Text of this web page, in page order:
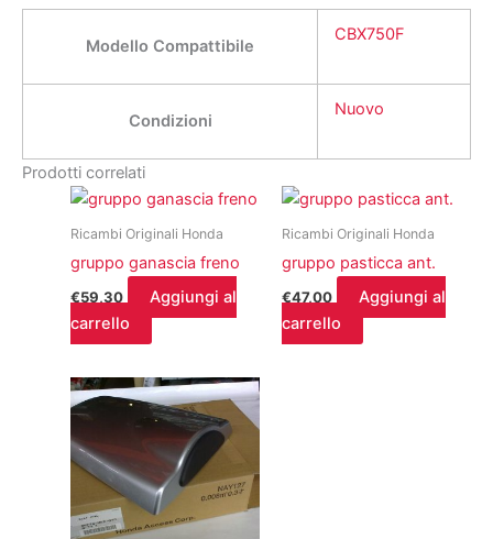
Modello Compattibile
CBX750F
Condizioni
Nuovo
Prodotti correlati
Ricambi Originali Honda
gruppo ganascia freno
€59,30
Aggiungi al
carrello
Ricambi Originali Honda
gruppo pasticca ant.
€47,00
Aggiungi al
carrello